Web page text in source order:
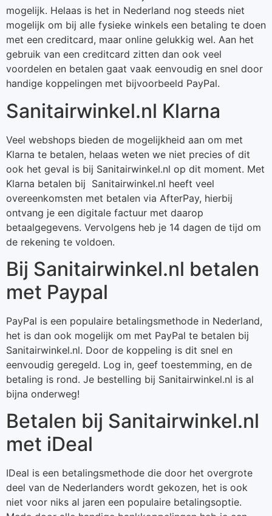
mogelijk. Helaas is het in Nederland nog steeds niet
mogelijk om bij alle fysieke winkels een betaling te doen
met een creditcard, maar online gelukkig wel. Aan het
gebruik van een creditcard zitten dan ook veel
voordelen en betalen gaat vaak eenvoudig en snel door
handige koppelingen met bijvoorbeeld PayPal.
Sanitairwinkel.nl Klarna
Veel webshops bieden de mogelijkheid aan om met
Klarna te betalen, helaas weten we niet precies of dit
ook het geval is bij Sanitairwinkel.nl op dit moment. Met
Klarna betalen bij Sanitairwinkel.nl heeft veel
overeenkomsten met betalen via AfterPay, hierbij
ontvang je een digitale factuur met daarop
betaalgegevens. Vervolgens heb je 14 dagen de tijd om
de rekening te voldoen.
Bij Sanitairwinkel.nl betalen
met Paypal
PayPal is een populaire betalingsmethode in Nederland,
het is dan ook mogelijk om met PayPal te betalen bij
Sanitairwinkel.nl. Door de koppeling is dit snel en
eenvoudig geregeld. Log in, geef toestemming, en de
betaling is rond. Je bestelling bij Sanitairwinkel.nl is al
bijna onderweg!
Betalen bij Sanitairwinkel.nl
met iDeal
IDeal is een betalingsmethode die door het overgrote
deel van de Nederlanders wordt gekozen, het is ook
niet voor niks al jaren een populaire betalingsoptie.